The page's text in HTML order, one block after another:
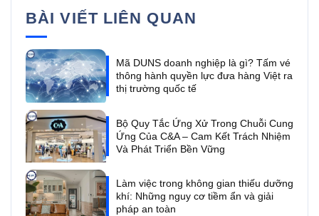
BÀI VIẾT LIÊN QUAN
Mã DUNS doanh nghiệp là gì? Tấm vé
thông hành quyền lực đưa hàng Việt ra
thị trường quốc tế
Bộ Quy Tắc Ứng Xử Trong Chuỗi Cung
Ứng Của C&A – Cam Kết Trách Nhiệm
Và Phát Triển Bền Vững
Làm việc trong không gian thiếu dưỡng
khí: Những nguy cơ tiềm ẩn và giải
pháp an toàn